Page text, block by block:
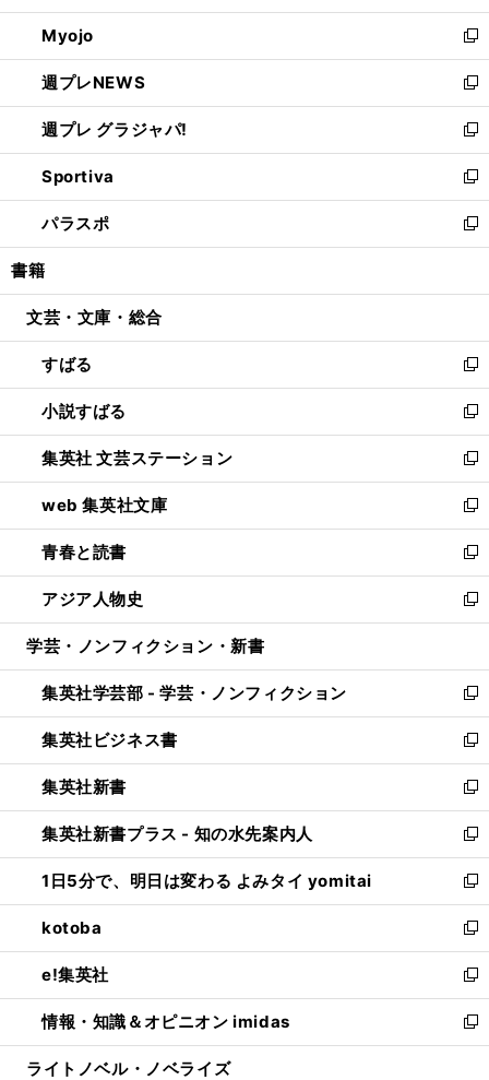
開
く
ウ
で
開
く
ン
ド
ウ
で
開
く
ウ
ィ
ン
ド
ウ
で
開
く
Myojo
新
し
い
ウ
ィ
ン
ド
ウ
で
開
週プレNEWS
新
し
い
ウ
ィ
ン
ド
ウ
開
週プレ グラジャパ!
新
し
い
ウ
ィ
ン
ウ
開
く
Sportiva
新
し
い
ウ
ン
ウ
で
開
く
パラスポ
新
し
ウ
ン
ド
ウ
で
開
く
書籍
文芸・文庫・総合
すばる
新
し
い
ウ
ィ
ン
ド
ウ
で
開
く
小説すばる
新
し
い
ウ
ィ
ン
ド
ウ
で
開
集英社 文芸ステーション
新
し
い
ウ
ィ
ン
ド
ウ
開
く
web 集英社文庫
新
し
い
ウ
ィ
ン
ウ
で
開
く
青春と読書
新
し
い
ウ
ン
ド
ウ
で
開
く
アジア人物史
新
し
ウ
ィ
ン
ド
ウ
で
開
く
学芸・ノンフィクション・新書
集英社学芸部 - 学芸・ノンフィクション
新
し
い
ウ
ィ
ン
ド
ウ
で
開
く
集英社ビジネス書
新
し
い
ウ
ィ
ン
ド
ウ
で
開
く
集英社新書
新
し
い
ウ
ィ
ン
ド
ウ
で
開
く
集英社新書プラス - 知の水先案内人
新
し
い
ウ
ィ
ン
ド
ウ
で
開
1日5分で、明日は変わる よみタイ yomitai
新
し
い
ウ
ィ
ン
ド
ウ
kotoba
新
し
い
ウ
ィ
ン
e!集英社
新
し
い
ウ
情報・知識＆オピニオン imidas
新
し
ライトノベル・ノベライズ